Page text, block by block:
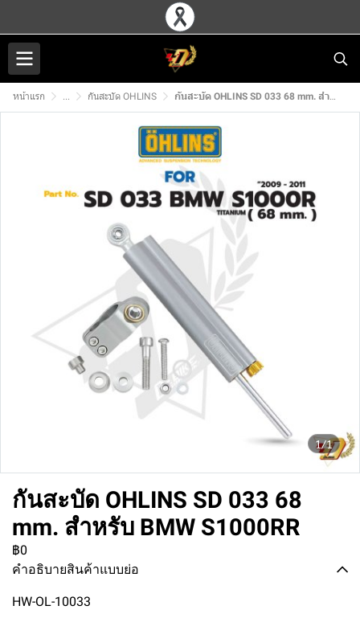
หน้าแรก ... กันสะบัด OHLINS กันสะบัด OHLINS SD 033 68 mm. สำหรับ BMW S1000RR
1/1
กันสะบัด OHLINS SD 033 68
mm. สำหรับ BMW S1000RR
฿0
คำอธิบายสินค้าแบบย่อ
HW-OL-10033